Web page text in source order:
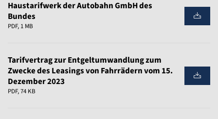
Haustarifwerk der Autobahn GmbH des
Bundes
PDF, 1 MB
Tarifvertrag zur Entgeltumwandlung zum
Zwecke des Leasings von Fahrrädern vom 15.
Dezember 2023
PDF, 74 KB